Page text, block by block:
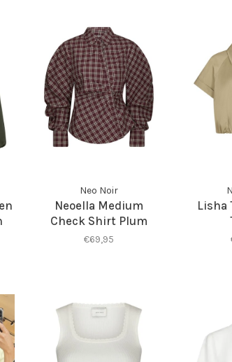
Neo Noir
Neoella Medium
Check Shirt Plum
€69,95
Lisha